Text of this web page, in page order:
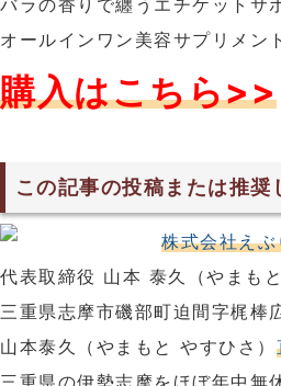
バラの香りで纏うエチケットサ
オールインワン美容サプリメン
購入はこちら>>
この記事の投稿または推奨
株式会社え
代表取締役 山本 泰久（やまも
三重県志摩市磯部町迫間字梶棒
山本泰久（やまもと やすひさ）
三重県の伊勢志摩をほぼ年中